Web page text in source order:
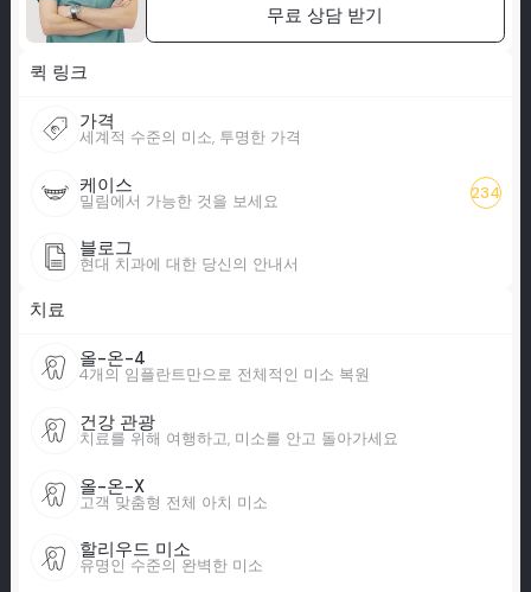
무료 상담 받기
퀵 링크
가격
세계적 수준의 미소, 투명한 가격
케이스
밀림에서 가능한 것을 보세요 234
블로그
현대 치과에 대한 당신의 안내서
치료
올-온-4
4개의 임플란트만으로 전체적인 미소 복원
건강 관광
치료를 위해 여행하고, 미소를 안고 돌아가세요
올-온-X
고객 맞춤형 전체 아치 미소
할리우드 미소
유명인 수준의 완벽한 미소